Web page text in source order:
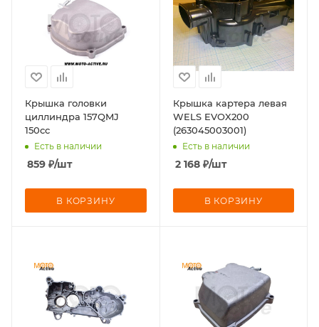
Крышка головки
циллиндра 157QMJ
150cc
Есть в наличии
859 ₽/шт
В КОРЗИНУ
Крышка картера левая
WELS EVOX200
(263045003001)
Есть в наличии
2 168₽/шт
В КОРЗИНУ